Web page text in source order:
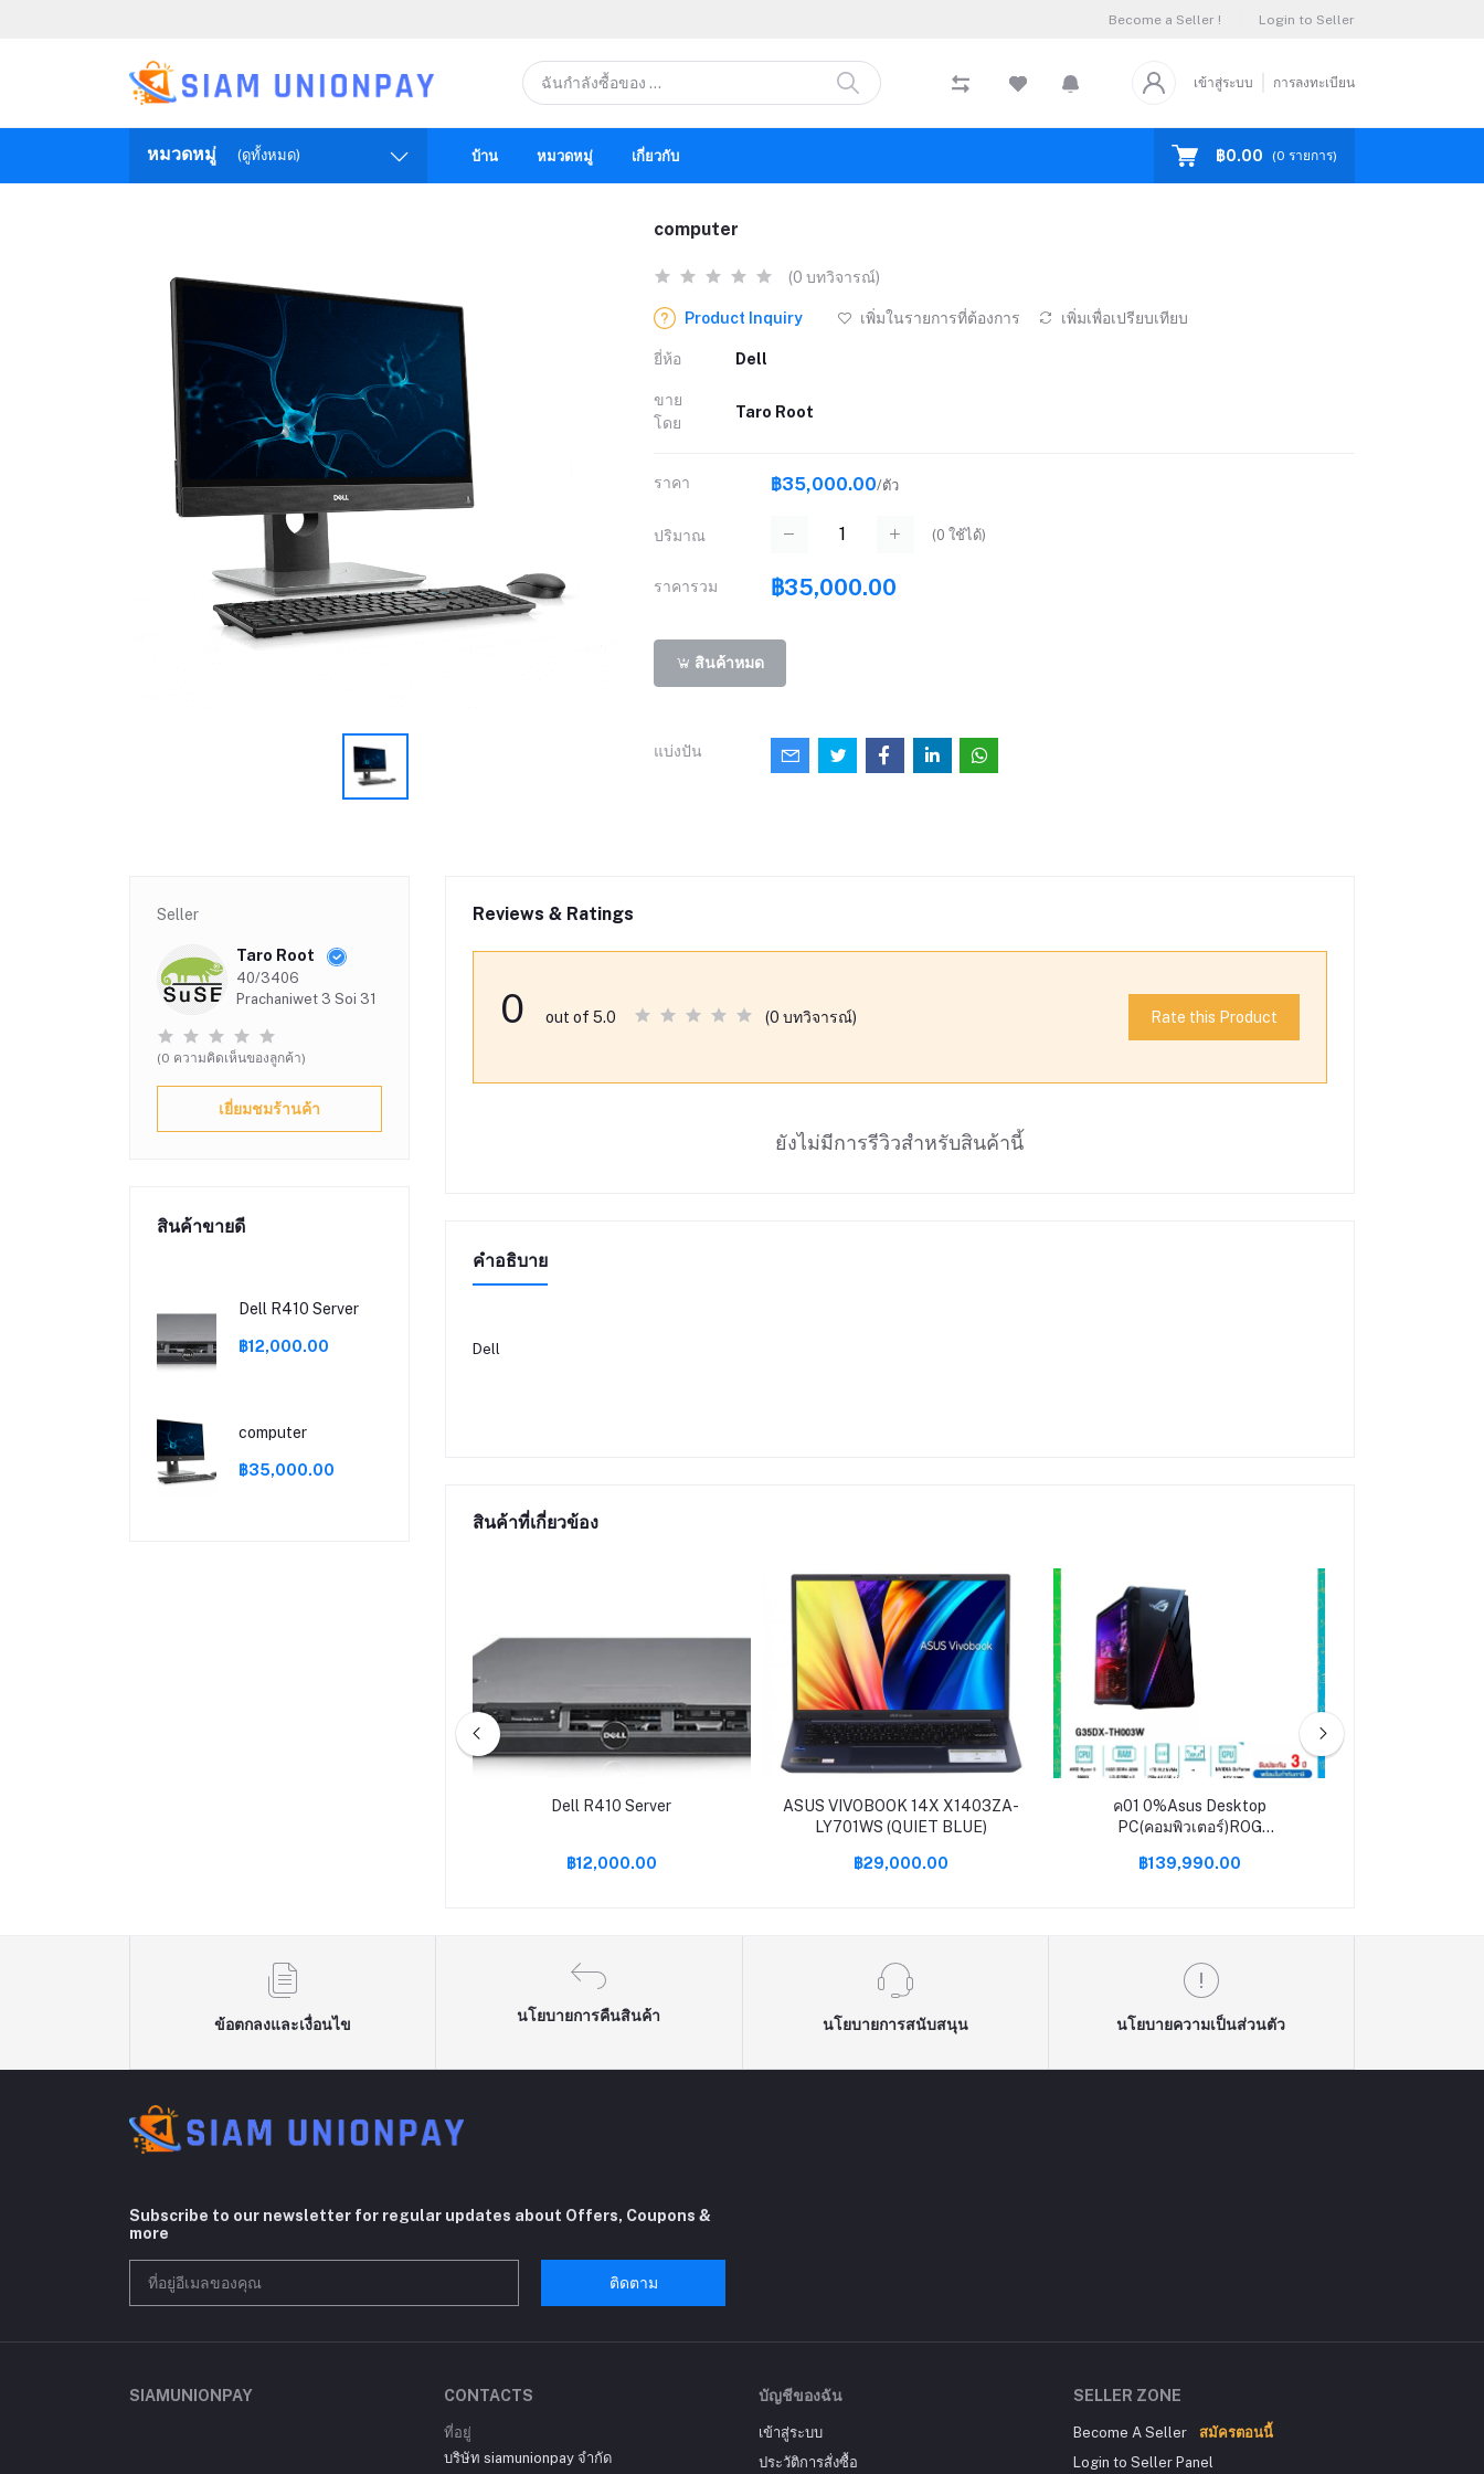
Become a Seller ! Login to Seller
เข้าสู่ระบบ การลงทะเบียน
หมวดหมู่ (ดูทั้งหมด) บ้าน หมวดหมู่ เกี่ยวกับ ฿0.00 (0 รายการ)
computer
(0 บทวิจารณ์)
Product Inquiry เพิ่มในรายการที่ต้องการ เพิ่มเพื่อเปรียบเทียบ
ยี่ห้อ Dell
ขาย
โดย
Taro Root
ราคา ฿35,000.00/ตัว
ปริมาณ (0 ใช้ได้)
ราคารวม ฿35,000.00
สินค้าหมด
แบ่งปัน
Seller
Taro Root
40/3406
Prachaniwet 3 Soi 31
(0 ความคิดเห็นของลูกค้า)
เยี่ยมชมร้านค้า
สินค้าขายดี
Dell R410 Server
฿12,000.00
computer
฿35,000.00
Reviews & Ratings
0 out of 5.0 (0 บทวิจารณ์) Rate this Product
ยังไม่มีการรีวิวสำหรับสินค้านี้
คำอธิบาย
Dell
สินค้าที่เกี่ยวข้อง
Dell R410 Server
฿12,000.00
ASUS VIVOBOOK 14X X1403ZA-
LY701WS (QUIET BLUE)
฿29,000.00
ค01 0%Asus Desktop
PC(คอมพิวเตอร์)ROG
5900X/32GB/2TBSSD/GeForce
฿139,990.00
ข้อตกลงและเงื่อนไข
นโยบายการคืนสินค้า
นโยบายการสนับสนุน นโยบายความเป็นส่วนตัว
Subscribe to our newsletter for regular updates about Offers, Coupons &
more
ติดตาม
SIAMUNIONPAY CONTACTS
ที่อยู่
บริษัท siamunionpay จำกัด
บัญชีของฉัน
เข้าสู่ระบบ
ประวัติการสั่งซื้อ
SELLER ZONE
Become A Seller
สมัครตอนนี้
Login to Seller Panel